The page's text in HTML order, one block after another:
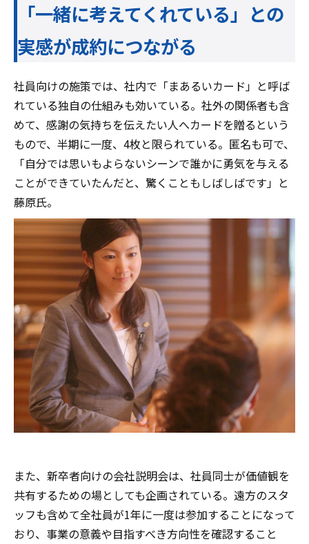
「一緒に考えてくれている」との
実感が成約につながる
社員向けの施策では、社内で「まあるいカード」と呼ば
れている独自の仕組みも効いている。社外の関係者も含
めて、感謝の気持ちを伝えたい人へカードを贈るという
もので、半期に一度、4枚と限られている。匿名も可で、
「自分では思いもよらないシーンで誰かに勇気を与える
ことができていたんだと、驚くこともしばしばです」と
藤原氏。
また、新卒者向けの会社説明会は、社員同士が価値観を
共有するための場としても企画されている。遠方のスタ
ッフも含めて全社員が1年に一度は参加することになって
おり、事業の意義や目指すべき方向性を確認すること